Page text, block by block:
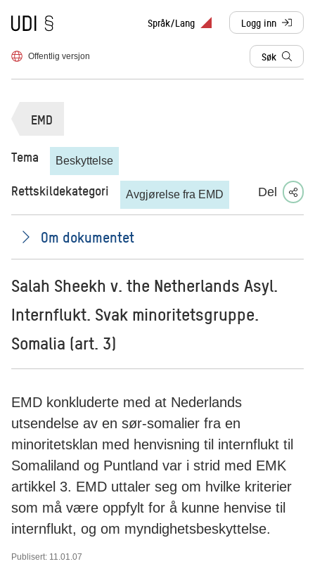
Til forsiden Språk/Lang Logg inn
, sendes til
Offentlig versjon Søk
EMD
Tema Beskyttelse
Rettskildekategori Avgjørelse fra EMD Del
Om dokumentet
Salah Sheekh v. the Netherlands Asyl.
Internflukt. Svak minoritetsgruppe.
Somalia (art. 3)
EMD konkluderte med at Nederlands
utsendelse av en sør-somalier fra en
minoritetsklan med henvisning til internflukt til
Somaliland og Puntland var i strid med EMK
artikkel 3. EMD uttaler seg om hvilke kriterier
som må være oppfylt for å kunne henvise til
internflukt, og om myndighetsbeskyttelse.
Publisert: 11.01.07